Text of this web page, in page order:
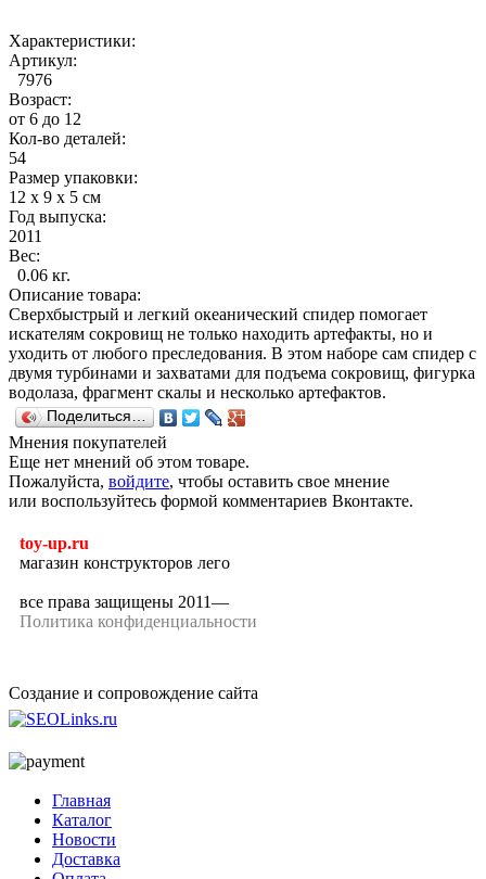
Характеристики:
Артикул:
7976
Возраст:
от 6 до 12
Кол-во деталей:
54
Размер упаковки:
12 x 9 x 5 см
Год выпуска:
2011
Вес:
0.06 кг.
Описание товара:
Сверхбыстрый и легкий океанический спидер помогает
искателям сокровищ не только находить артефакты, но и
уходить от любого преследования. В этом наборе сам спидер с
двумя турбинами и захватами для подъема сокровищ, фигурка
водолаза, фрагмент скалы и несколько артефактов.
Поделиться…
Мнения покупателей
Еще нет мнений об этом товаре.
Пожалуйста, войдите, чтобы оставить свое мнение
или воспользуйтесь формой комментариев Вконтакте.
toy-up.ru
магазин конструкторов лего
все права защищены 2011—
Политика конфиденциальности
Создание и сопровождение сайта
Главная
Каталог
Новости
Доставка